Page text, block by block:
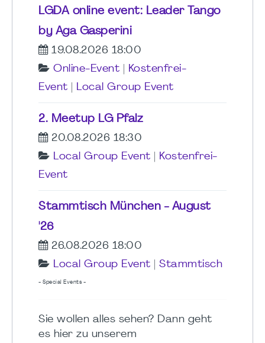
LGDA online event: Leader Tango
by Aga Gasperini
19.08.2026 18:00
Online-Event
Kostenfrei-
Event
Local Group Event
2. Meetup LG Pfalz
20.08.2026 18:30
Local Group Event
Kostenfrei-
Event
Stammtisch München - August
'26
26.08.2026 18:00
Local Group Event
Stammtisch
- Special Events -
Sie wollen alles sehen? Dann geht
es hier zu unserem